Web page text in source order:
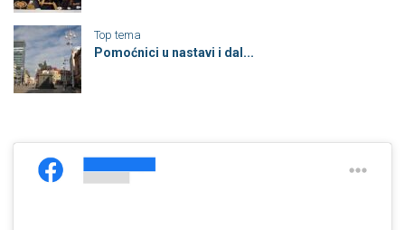
Top tema
Pomoćnici u nastavi i dal...